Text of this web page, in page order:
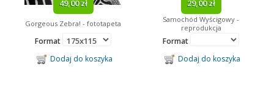
49,00 zł
Gorgeous Zebra! - fototapeta
Format
Dodaj do koszyka
29,00 zł
Samochód Wyścigowy -
reprodukcja
Format
Dodaj do koszyka